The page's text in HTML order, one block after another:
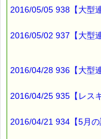
2016/05/05 938【大型
2016/05/02 937【大型
2016/04/28 936【大型
2016/04/25 935【レス
2016/04/21 934【5月の